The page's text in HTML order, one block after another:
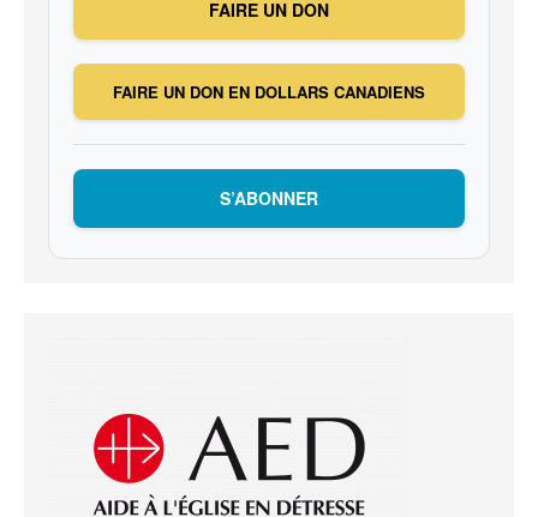
FAIRE UN DON
FAIRE UN DON EN DOLLARS CANADIENS
S’ABONNER